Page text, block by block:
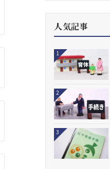
人気記事
1
2
3